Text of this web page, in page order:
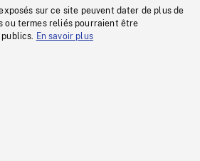
sur ce site peuvent dater de plus de
ou termes reliés pourraient être
En savoir plus